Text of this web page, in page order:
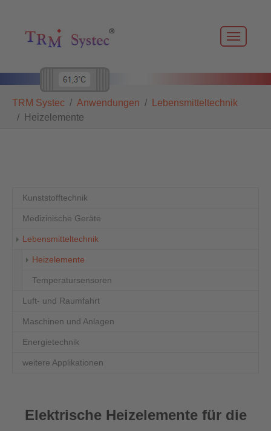
Sie sind hier:
TRM Systec
Anwendungen
Lebensmitteltechnik
Heizelemente
Elektrische Heizelemente für die
Kunststofftechnik
Medizinische Geräte
Lebensmitteltechnik
Heizelemente
Temperatursensoren
Luft- und Raumfahrt
Maschinen und Anlagen
Energietechnik
weitere Applikationen